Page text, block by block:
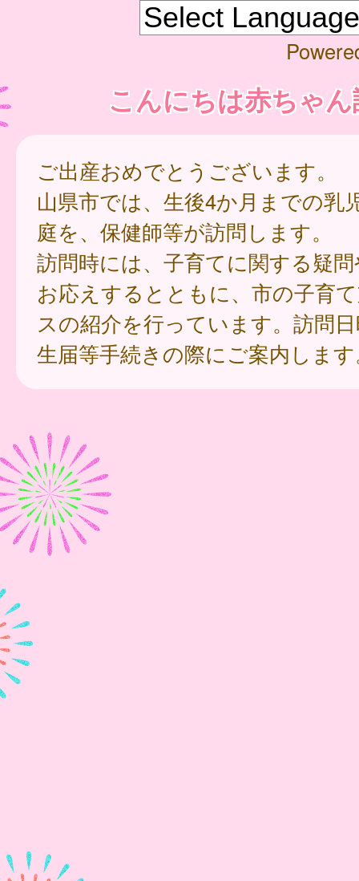
こんにちは赤ちゃ
ご出産おめでとうございます。
山県市では、生後4か月までの乳
庭を、保健師等が訪問します。
訪問時には、子育てに関する疑
お応えするとともに、市の子育
スの紹介を行っています。訪問
生届等手続きの際にご案内しま